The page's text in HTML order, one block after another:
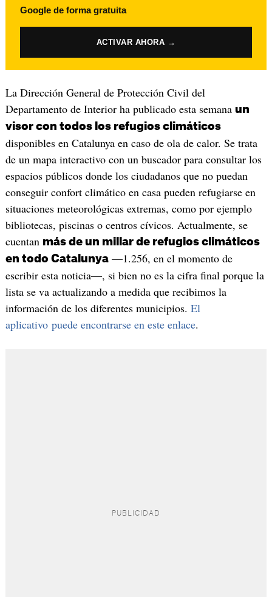
Google de forma gratuita
ACTIVAR AHORA →
La Dirección General de Protección Civil del
Departamento de Interior ha publicado esta semana un
visor con todos los refugios climáticos
disponibles en Catalunya en caso de ola de calor. Se trata
de un mapa interactivo con un buscador para consultar los
espacios públicos donde los ciudadanos que no puedan
conseguir confort climático en casa pueden refugiarse en
situaciones meteorológicas extremas, como por ejemplo
bibliotecas, piscinas o centros cívicos. Actualmente, se
cuentan más de un millar de refugios climáticos
en todo Catalunya—1.256, en el momento de
escribir esta noticia—, si bien no es la cifra final porque la
lista se va actualizando a medida que recibimos la
información de los diferentes municipios. El
aplicativo puede encontrarse en este enlace.